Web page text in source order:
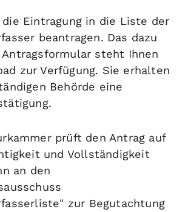
die Eintragung in die Liste der
beantragen. Das dazu
steht Ihnen
zur Verfügung. Sie erhalten
Behörde eine
prüft den Antrag auf
und Vollständigkeit
an den
zur Begutachtung